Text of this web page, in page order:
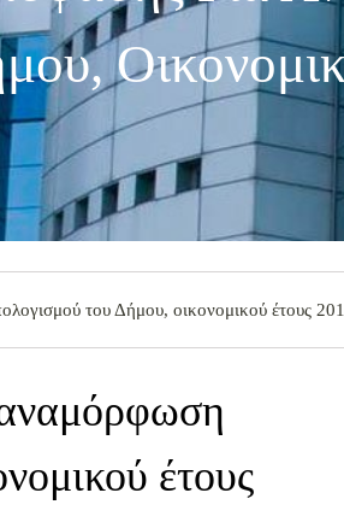
του Δήμου, οικονομικού έτους
έτους